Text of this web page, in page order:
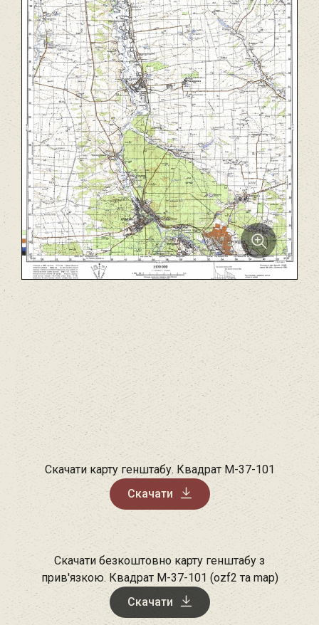
Скачати карту генштабу. Квадрат М-37-101
Скачати
Скачати безкоштовно карту генштабу з
прив'язкою. Квадрат М-37-101 (ozf2 та map)
Скачати